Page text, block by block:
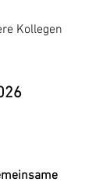
Kollegen